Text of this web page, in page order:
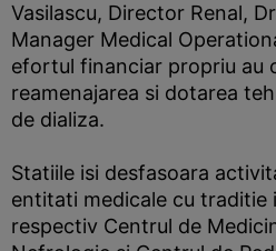
Vasilascu, Director Renal,
Manager Medical
efortul financiar propriu au
reamenajarea si dotarea
de dializa.
Statiile isi desfasoara
entitati medicale cu traditie
respectiv Centrul de